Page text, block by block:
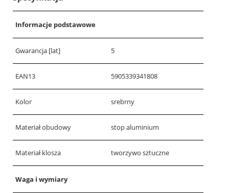
Informacje podstawowe
Gwarancja [lat] 5
EAN13 5905339341808
Kolor srebrny
Materiał obudowy stop aluminium
Materiał klosza tworzywo sztuczne
Waga i wymiary